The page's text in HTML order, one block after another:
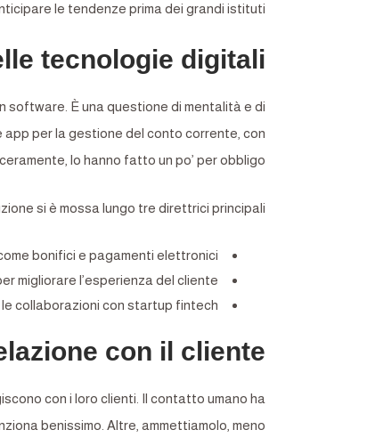
le tendenze prima dei grandi istituti.
tecnologie digitali
software. È una questione di mentalità e di
per la gestione del conto corrente, con
lo hanno fatto un po’ per obbligo.
si è mossa lungo tre direttrici principali:
bonifici e pagamenti elettronici.
migliorare l’esperienza del cliente.
collaborazioni con startup fintech.
con il cliente
con i loro clienti. Il contatto umano ha
benissimo. Altre, ammettiamolo, meno.